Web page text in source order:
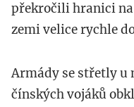
překročili hranici
zemi velice rychle
Armády se střetly u
čínských vojáků